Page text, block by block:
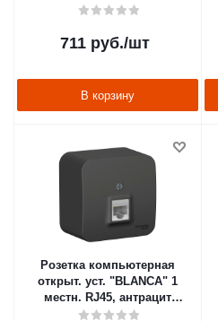
711руб./шт
В корзину
Розетка компьютерная
открыт. уст. "BLANCA" 1
местн. RJ45, антрацит
(1/12/24) "SCHNEIDER"